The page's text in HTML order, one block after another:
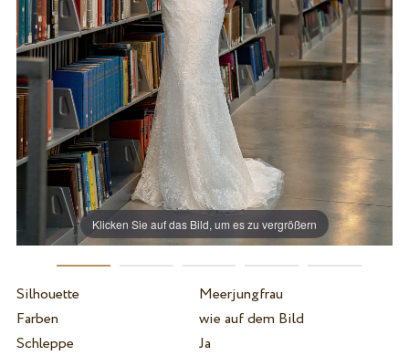
Klicken Sie auf das Bild, um es zu vergrößern
Silhouette
Meerjungfrau
Farben
wie auf dem Bild
Schleppe
Ja